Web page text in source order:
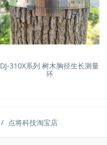
DJ-310X系列 树木胸径生长测量
环
点将科技淘宝店